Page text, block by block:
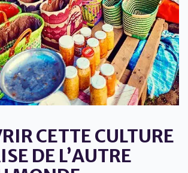
CETTE CULTURE
DE L’AUTRE